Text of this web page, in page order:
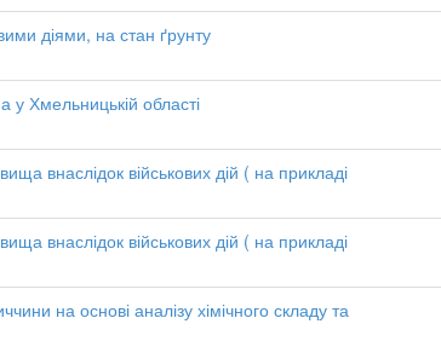
діями, на стан ґрунту
у Хмельницькій області
внаслідок військових дій ( на прикладі
внаслідок військових дій ( на прикладі
на основі аналізу хімічного складу та